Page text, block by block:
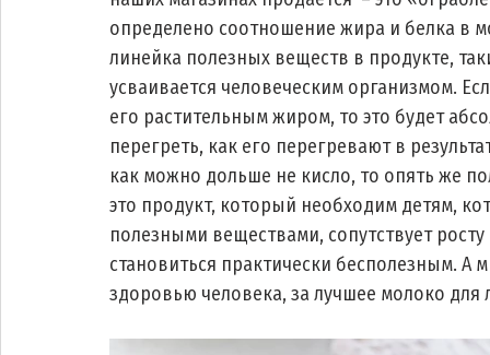
определено соотношение жира и белка в
линейка полезных веществ в продукте,
усваивается человеческим организмом.
его растительным жиром, то это будет
перегреть, как его перегревают в
как можно дольше не кисло, то опять же
это продукт, который необходим детям,
полезными веществами, сопутствует
становиться практически бесполезным.
здоровью человека, за лучшее молоко для